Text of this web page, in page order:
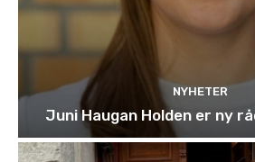
NYHETER
Juni Haugan Holden er ny